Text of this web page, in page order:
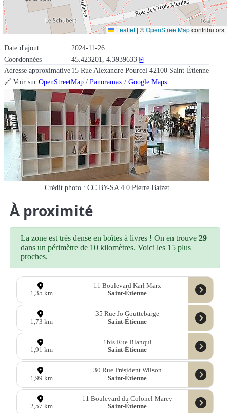
Date d'ajout
2024-11-26
Coordonnées
45.423201, 4.3939633 ⎘
Adresse approximative15 Rue Alexandre Pourcel 42100 Saint-Étienne
🔗 Voir surOpenStreetMap /Panoramax /Google Maps
Crédit photo : CC BY-SA 4.0 Pierre Baizet
Leaflet | ©OpenStreetMapcontributors
À proximité
La zone est très dense en boîtes à livres ! On en trouve29
dans un périmètre de 10 kilomètres. Voici les 15 plus
proches.
1,35 km
11 Boulevard Karl Marx
Saint-Étienne
1,73 km
35 Rue Jo Gouttebarge
Saint-Étienne
1,91 km
1bis Rue Blanqui
Saint-Étienne
1,99 km
30 Rue Président Wilson
Saint-Étienne
2,57 km
11 Boulevard du Colonel Marey
Saint-Étienne